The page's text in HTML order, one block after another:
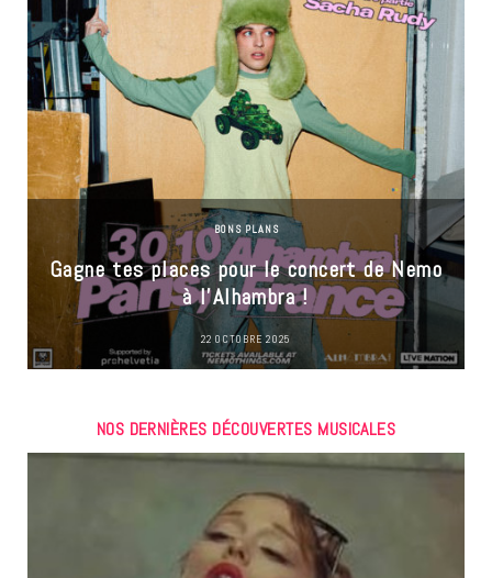
BONS PLANS
Gagne tes places pour le concert de Nemo
à l’Alhambra !
22 OCTOBRE 2025
NOS DERNIÈRES DÉCOUVERTES MUSICALES